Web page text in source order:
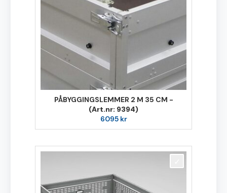
PÅBYGGINGSLEMMER 2 M 35 CM -
(Art.nr: 9394)
6095 kr